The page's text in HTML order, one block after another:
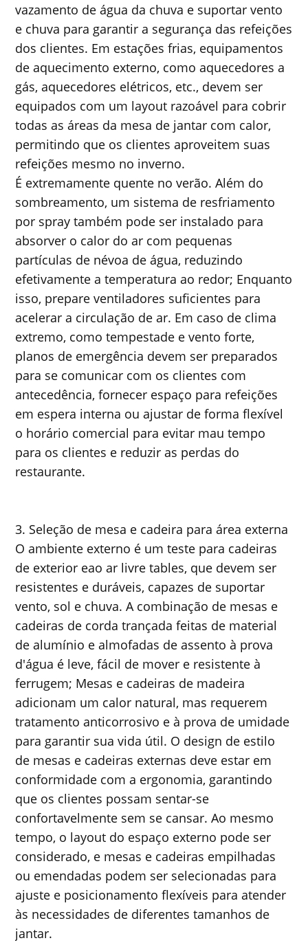
vazamento de água da chuva e suportar vento
e chuva para garantir a segurança das refeições
dos clientes. Em estações frias, equipamentos
de aquecimento externo, como aquecedores a
gás, aquecedores elétricos, etc., devem ser
equipados com um layout razoável para cobrir
todas as áreas da mesa de jantar com calor,
permitindo que os clientes aproveitem suas
refeições mesmo no inverno.
É extremamente quente no verão. Além do
sombreamento, um sistema de resfriamento
por spray também pode ser instalado para
absorver o calor do ar com pequenas
partículas de névoa de água, reduzindo
efetivamente a temperatura ao redor; Enquanto
isso, prepare ventiladores suficientes para
acelerar a circulação de ar. Em caso de clima
extremo, como tempestade e vento forte,
planos de emergência devem ser preparados
para se comunicar com os clientes com
antecedência, fornecer espaço para refeições
em espera interna ou ajustar de forma flexível
o horário comercial para evitar mau tempo
para os clientes e reduzir as perdas do
restaurante.
3. Seleção de mesa e cadeira para área externa
O ambiente externo é um teste para cadeiras
de exterior eao ar livre tables, que devem ser
resistentes e duráveis, capazes de suportar
vento, sol e chuva. A combinação de mesas e
cadeiras de corda trançada feitas de material
de alumínio e almofadas de assento à prova
d'água é leve, fácil de mover e resistente à
ferrugem; Mesas e cadeiras de madeira
adicionam um calor natural, mas requerem
tratamento anticorrosivo e à prova de umidade
para garantir sua vida útil. O design de estilo
de mesas e cadeiras externas deve estar em
conformidade com a ergonomia, garantindo
que os clientes possam sentar-se
confortavelmente sem se cansar. Ao mesmo
tempo, o layout do espaço externo pode ser
considerado, e mesas e cadeiras empilhadas
ou emendadas podem ser selecionadas para
ajuste e posicionamento flexíveis para atender
às necessidades de diferentes tamanhos de
jantar.